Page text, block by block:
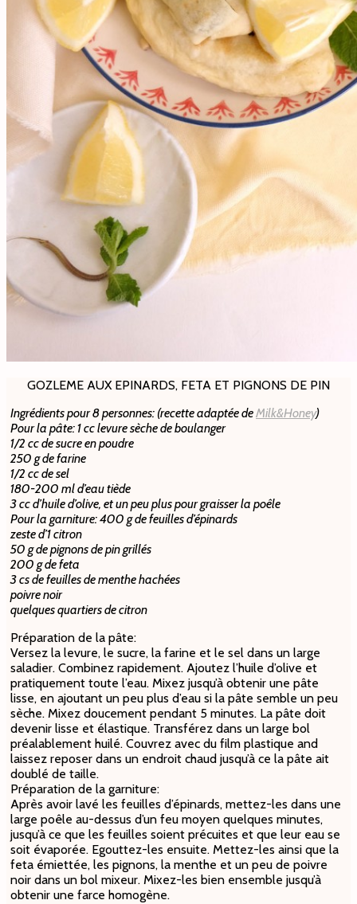
GOZLEME AUX EPINARDS, FETA ET PIGNONS DE PIN
Ingrédients pour 8 personnes: (recette adaptée deMilk&Honey)
Pour la pâte: 1 cc levure sèche de boulanger
1/2 cc de sucre en poudre
250 g de farine
1/2 cc de sel
180-200 ml d’eau tiède
3 cc d’huile d’olive, et un peu plus pour graisser la poêle
Pour la garniture: 400 g de feuilles d’épinards
zeste d’1 citron
50 g de pignons de pin grillés
200 g de feta
3 cs de feuilles de menthe hachées
poivre noir
quelques quartiers de citron
Préparation de la pâte:
Versez la levure, le sucre, la farine et le sel dans un large
saladier. Combinez rapidement. Ajoutez l’huile d’olive et
pratiquement toute l’eau. Mixez jusqu’à obtenir une pâte
lisse, en ajoutant un peu plus d’eau si la pâte semble un peu
sèche. Mixez doucement pendant 5 minutes. La pâte doit
devenir lisse et élastique. Transférez dans un large bol
préalablement huilé. Couvrez avec du film plastique and
laissez reposer dans un endroit chaud jusqu’à ce la pâte ait
doublé de taille.
Préparation de la garniture:
Après avoir lavé les feuilles d’épinards, mettez-les dans une
large poêle au-dessus d’un feu moyen quelques minutes,
jusqu’à ce que les feuilles soient précuites et que leur eau se
soit évaporée. Egouttez-les ensuite. Mettez-les ainsi que la
feta émiettée, les pignons, la menthe et un peu de poivre
noir dans un bol mixeur. Mixez-les bien ensemble jusqu’à
obtenir une farce homogène.